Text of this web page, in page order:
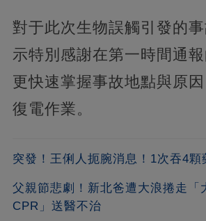
對于此次生物誤觸引發的
示特別感謝在第一時間通
更快速掌握事故地點與原
復電作業。
突發！王俐人扼腕消息！1次吞4顆
父親節悲劇！新北爸遭大浪捲走「
CPR」送醫不治